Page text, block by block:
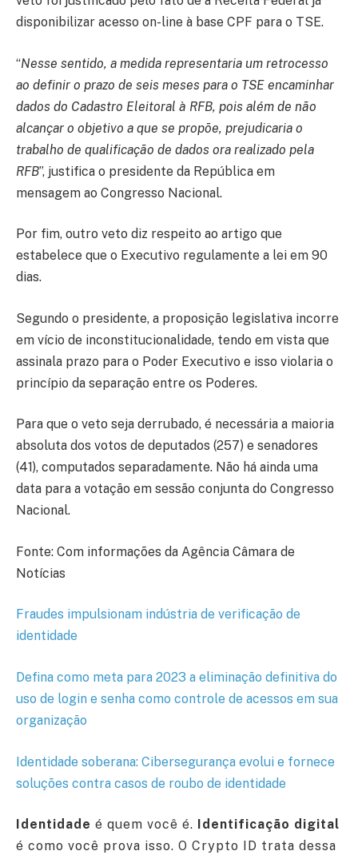
disponibilizar acesso on-line à base CPF para o TSE.
“Nesse sentido, a medida representaria um retrocesso
ao definir o prazo de seis meses para o TSE encaminhar
dados do Cadastro Eleitoral à RFB, pois além de não
alcançar o objetivo a que se propõe, prejudicaria o
trabalho de qualificação de dados ora realizado pela
RFB”, justifica o presidente da República em
mensagem ao Congresso Nacional.
Por fim, outro veto diz respeito ao artigo que
estabelece que o Executivo regulamente a lei em 90
dias.
Segundo o presidente, a proposição legislativa incorre
em vício de inconstitucionalidade, tendo em vista que
assinala prazo para o Poder Executivo e isso violaria o
princípio da separação entre os Poderes.
Para que o veto seja derrubado, é necessária a maioria
absoluta dos votos de deputados (257) e senadores
(41), computados separadamente. Não há ainda uma
data para a votação em sessão conjunta do Congresso
Nacional.
Fonte: Com informações da Agência Câmara de
Notícias
Fraudes impulsionam indústria de verificação de
identidade
Defina como meta para 2023 a eliminação definitiva do
uso de login e senha como controle de acessos em sua
organização
Identidade soberana: Cibersegurança evolui e fornece
soluções contra casos de roubo de identidade
Identidade é quem você é. Identificação digital
é como você prova isso. O Crypto ID trata dessa